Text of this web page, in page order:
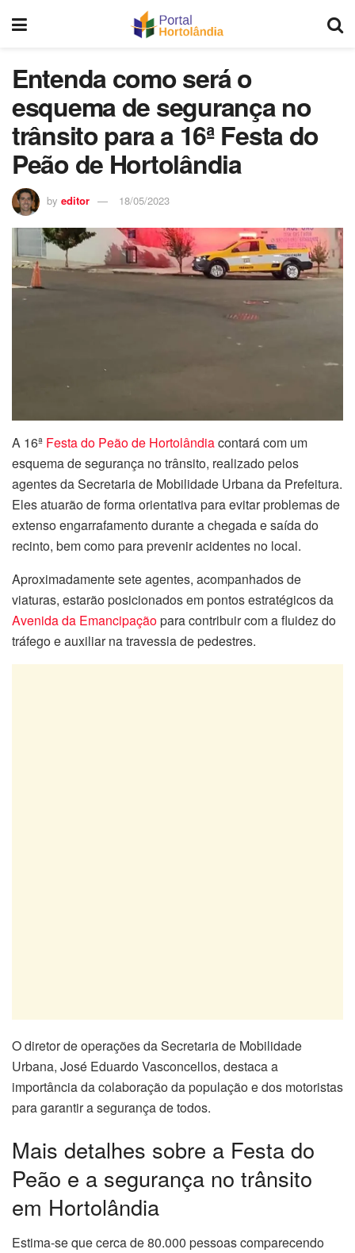
Entenda como será o
esquema de segurança no
trânsito para a 16ª Festa do
Peão de Hortolândia
by editor 18/05/2023
A 16ª Festa do Peão de Hortolândiacontará com um
esquema de segurança no trânsito, realizado pelos
agentes da Secretaria de Mobilidade Urbana da Prefeitura.
Eles atuarão de forma orientativa para evitar problemas de
extenso engarrafamento durante a chegada e saída do
recinto, bem como para prevenir acidentes no local.
Aproximadamente sete agentes, acompanhados de
viaturas, estarão posicionados em pontos estratégicos da
Avenida da Emancipaçãopara contribuir com a fluidez do
tráfego e auxiliar na travessia de pedestres.
O diretor de operações da Secretaria de Mobilidade
Urbana, José Eduardo Vasconcellos, destaca a
importância da colaboração da população e dos motoristas
para garantir a segurança de todos.
Mais detalhes sobre a Festa do
Peão e a segurança no trânsito
em Hortolândia
Estima-se que cerca de 80.000 pessoas comparecendo